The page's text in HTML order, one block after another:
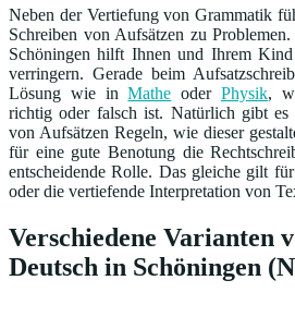
Neben der Vertiefung von Grammatik
Schreiben von Aufsätzen zu
Schöningen hilft Ihnen und Ihrem
verringern. Gerade beim
Lösung wie inMathe oder Physik,
richtig oder falsch ist. Natürlich gibt es
von Aufsätzen Regeln, wie dieser
für eine gute Benotung die
entscheidende Rolle. Das gleiche gilt
oder die vertiefende Interpretation von
Verschiedene Varianten
Deutsch in Schöningen